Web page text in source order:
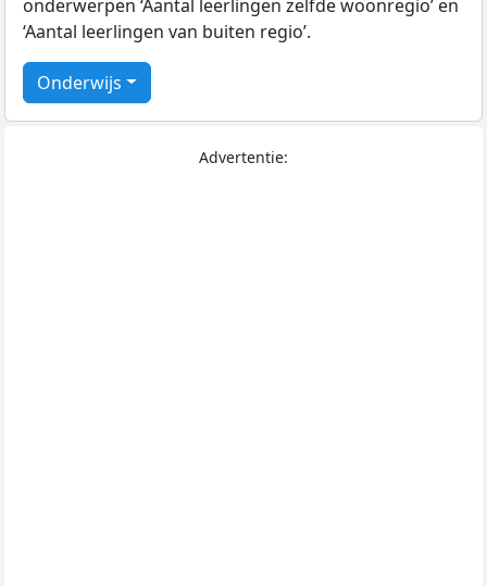
onderwerpen ‘Aantal leerlingen zelfde woonregio’ en
‘Aantal leerlingen van buiten regio’.
Onderwijs
Advertentie: